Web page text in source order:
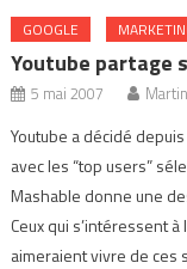
GOOGLE
Youtube partage
5 mai 2007
Youtube a décidé
avec les “top users”
Mashable donne une
Ceux qui s’intéressent
aimeraient vivre de ces